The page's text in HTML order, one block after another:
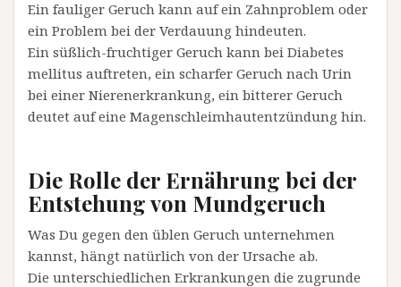
Ein fauliger Geruch kann auf ein Zahnproblem oder
ein Problem bei der Verdauung hindeuten.
Ein süßlich-fruchtiger Geruch kann bei Diabetes
mellitus auftreten, ein scharfer Geruch nach Urin
bei einer Nierenerkrankung, ein bitterer Geruch
deutet auf eine Magenschleimhautentzündung hin.
Die Rolle der Ernährung bei der
Entstehung von Mundgeruch
Was Du gegen den üblen Geruch unternehmen
kannst, hängt natürlich von der Ursache ab.
Die unterschiedlichen Erkrankungen die zugrunde